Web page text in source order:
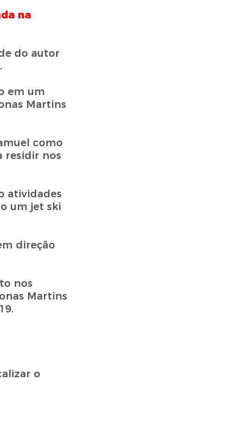
na
do autor
em um
Martins
como
residir nos
atividades
um jet ski
direção
nos
Martins
o